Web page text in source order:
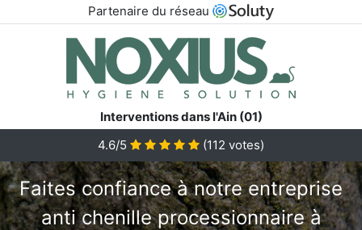
Partenaire du réseau
Interventions dans l'Ain (01)
4.6/5
(112 votes)
Faites confiance à notre entreprise
anti chenille processionnaire à